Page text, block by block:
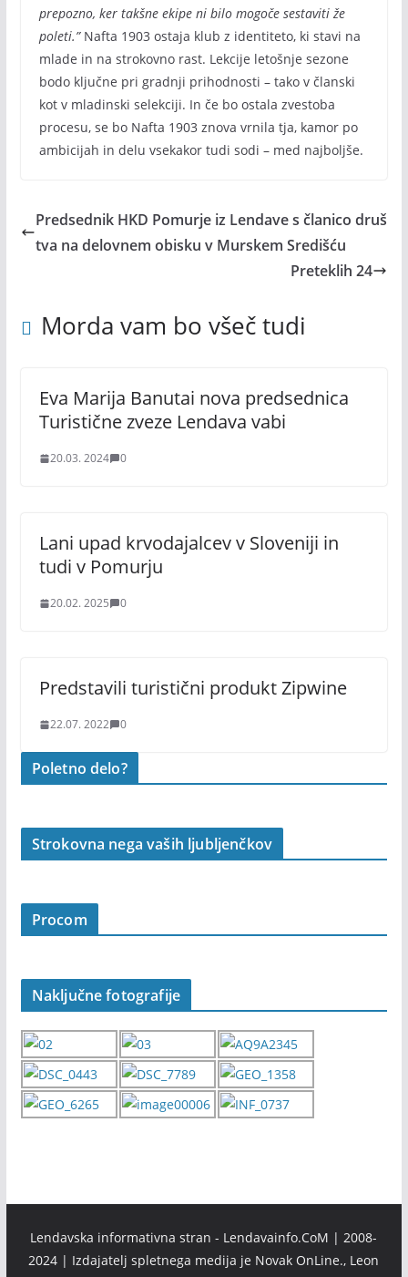
prepozno, ker takšne ekipe ni bilo mogoče sestaviti že
poleti.” Nafta 1903 ostaja klub z identiteto, ki stavi na
mlade in na strokovno rast. Lekcije letošnje sezone
bodo ključne pri gradnji prihodnosti – tako v članski
kot v mladinski selekciji. In če bo ostala zvestoba
procesu, se bo Nafta 1903 znova vrnila tja, kamor po
ambicijah in delu vsekakor tudi sodi – med najboljše.
Predsednik HKD Pomurje iz Lendave s članico druš
tva na delovnem obisku v Murskem Središću
Preteklih 24
Morda vam bo všeč tudi
Eva Marija Banutai nova predsednica
Turistične zveze Lendava vabi
20.03. 2024 0
Lani upad krvodajalcev v Sloveniji in
tudi v Pomurju
20.02. 2025 0
Predstavili turistični produkt Zipwine
22.07. 2022 0
Poletno delo?
Strokovna nega vaših ljubljenčkov
Procom
Naključne fotografije
Lendavska informativna stran - Lendavainfo.CoM | 2008-
2024 | Izdajatelj spletnega medija je Novak OnLine., Leon